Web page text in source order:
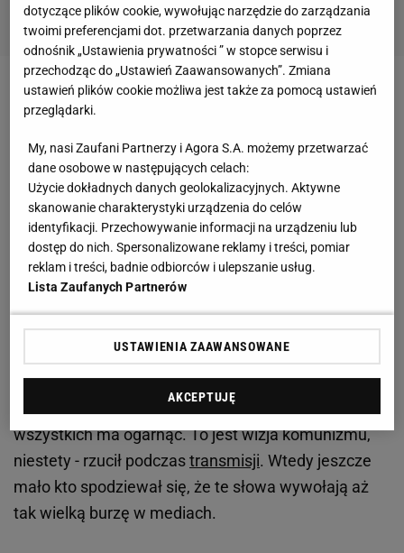
Zobacz wideoŚwiątek bez trenera! Pożegnała się z
Wiktorowskim
Babiarz wrócił do skandalu z igrzysk. Powiedział to
wprost
Ceremonię na antenieTVP Sportkomentował
Przemysław Babiarz, który od lat jest związany z
dziennikarz bardzo wymownie skomentował całe
wydarzenie, a konkretnie wykonanie
utworu "Imagine" Johna Lennona. - Świat bez nieba,
narodów, religii to jest wizja tego pokoju, który
wszystkich ma ogarnąć. To jest wizja komunizmu,
niestety - rzucił podczastransmisji. Wtedy jeszcze
mało kto spodziewał się, że te słowa wywołają aż
tak wielką burzę w mediach.
dotyczące plików cookie, wywołując narzędzie do zarządzania
twoimi preferencjami dot. przetwarzania danych poprzez
odnośnik „Ustawienia prywatności ” w stopce serwisu i
przechodząc do „Ustawień Zaawansowanych”. Zmiana
ustawień plików cookie możliwa jest także za pomocą ustawień
przeglądarki.
My, nasi Zaufani Partnerzy i Agora S.A. możemy przetwarzać
dane osobowe w następujących celach:
Użycie dokładnych danych geolokalizacyjnych. Aktywne
skanowanie charakterystyki urządzenia do celów
identyfikacji. Przechowywanie informacji na urządzeniu lub
dostęp do nich. Spersonalizowane reklamy i treści, pomiar
reklam i treści, badnie odbiorców i ulepszanie usług.
Lista Zaufanych Partnerów
USTAWIENIA ZAAWANSOWANE
AKCEPTUJĘ